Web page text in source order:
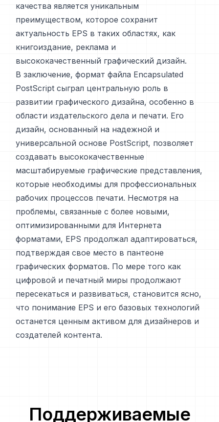
качества является уникальным
преимуществом, которое сохранит
актуальность EPS в таких областях, как
книгоиздание, реклама и
высококачественный графический дизайн.
В заключение, формат файла Encapsulated
PostScript сыграл центральную роль в
развитии графического дизайна, особенно в
области издательского дела и печати. Его
дизайн, основанный на надежной и
универсальной основе PostScript, позволяет
создавать высококачественные
масштабируемые графические представления,
которые необходимы для профессиональных
рабочих процессов печати. Несмотря на
проблемы, связанные с более новыми,
оптимизированными для Интернета
форматами, EPS продолжал адаптироваться,
подтверждая свое место в пантеоне
графических форматов. По мере того как
цифровой и печатный миры продолжают
пересекаться и развиваться, становится ясно,
что понимание EPS и его базовых технологий
останется ценным активом для дизайнеров и
создателей контента.
Поддерживаемые